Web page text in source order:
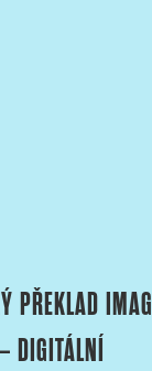
PŘEKLAD
DIGITÁLNÍ